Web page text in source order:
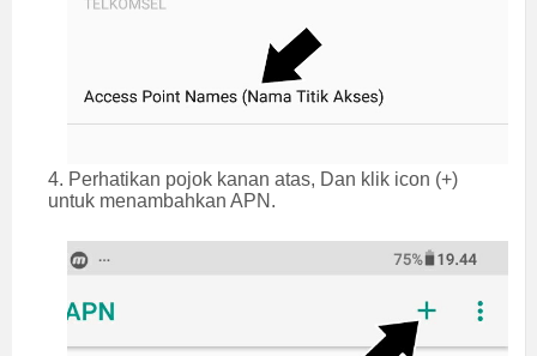
4. Perhatikan pojok kanan atas, Dan klik icon (+)
untuk menambahkan APN.